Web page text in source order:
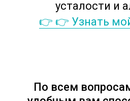
усталости и
👉 👉 Узнать
По всем